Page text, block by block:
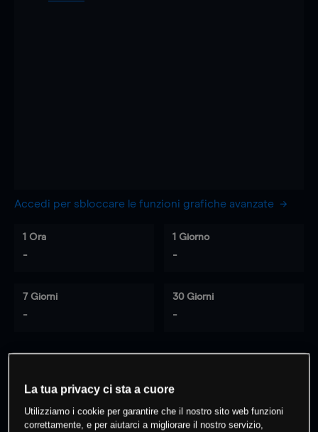
Accedi per sbloccare le funzioni grafiche avanzate
1 Ora
-
1 Giorno
-
7 Giorni
-
30 Giorni
-
questo prodotto
La tua privacy ci sta a cuore
Utilizziamo i cookie per garantire che il nostro sito web funzioni
correttamente, e per aiutarci a migliorare il nostro servizio,